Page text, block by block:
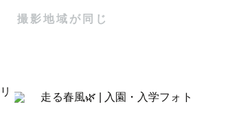
撮影地域が同じ